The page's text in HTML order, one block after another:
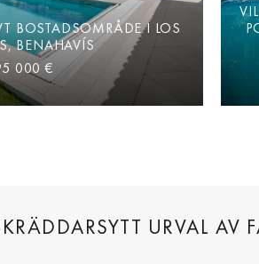
BOSTADSOMRÅDE I LOS
BENAHAVÍS
000 €
URVAL AV